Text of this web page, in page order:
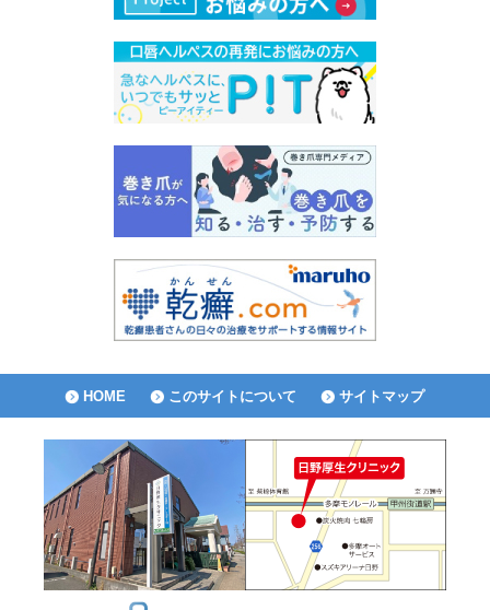
HOME このサイトについて サイトマップ